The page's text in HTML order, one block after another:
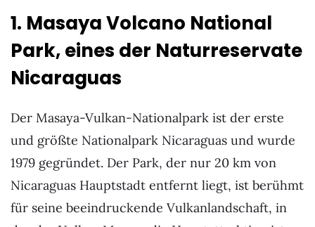
1. Masaya Volcano National
Park, eines der Naturreservate
Nicaraguas
Der Masaya-Vulkan-Nationalpark ist der erste
und größte Nationalpark Nicaraguas und wurde
1979 gegründet. Der Park, der nur 20 km von
Nicaraguas Hauptstadt entfernt liegt, ist berühmt
für seine beeindruckende Vulkanlandschaft, in